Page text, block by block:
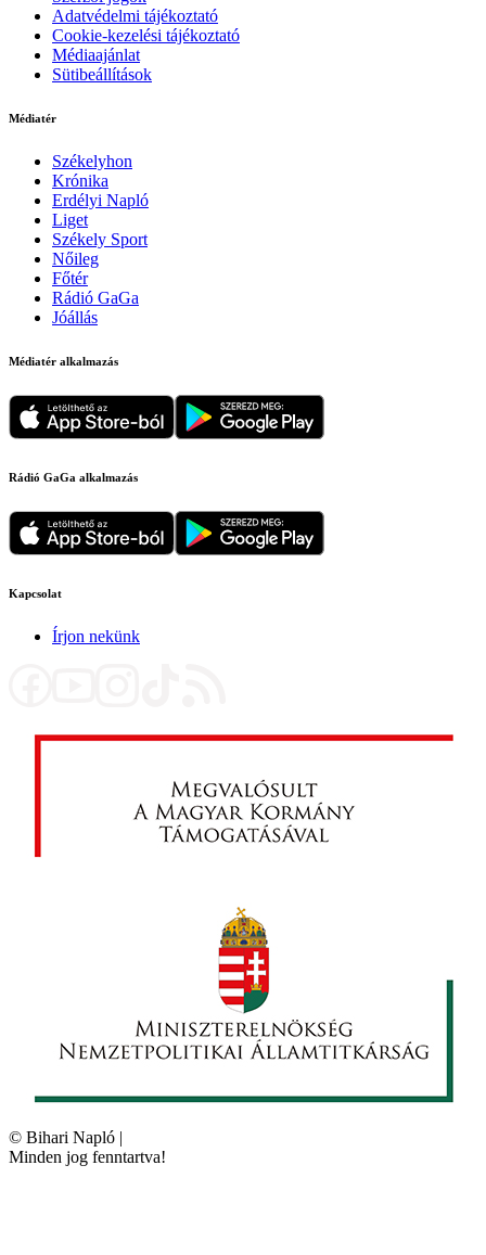
Adatvédelmi tájékoztató
Cookie-kezelési tájékoztató
Médiaajánlat
Sütibeállítások
Médiatér
Székelyhon
Krónika
Erdélyi Napló
Liget
Székely Sport
Nőileg
Főtér
Rádió GaGa
Jóállás
Médiatér alkalmazás
Rádió GaGa alkalmazás
Kapcsolat
Írjon nekünk
© Bihari Napló |
Minden jog fenntartva!